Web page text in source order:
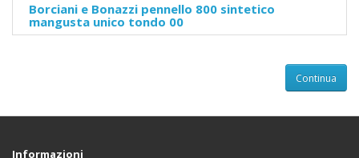
Borciani e Bonazzi pennello 800 sintetico
mangusta unico tondo 00
Continua
Informazioni